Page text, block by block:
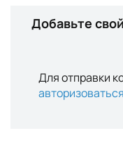
Добавьте
Для отправки
авторизоваться